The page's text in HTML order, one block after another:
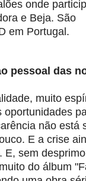
onde
e Beja. São
em Portugal.
pessoal das
muito
oportunidades
não está
E a crise
E, sem
do álbum